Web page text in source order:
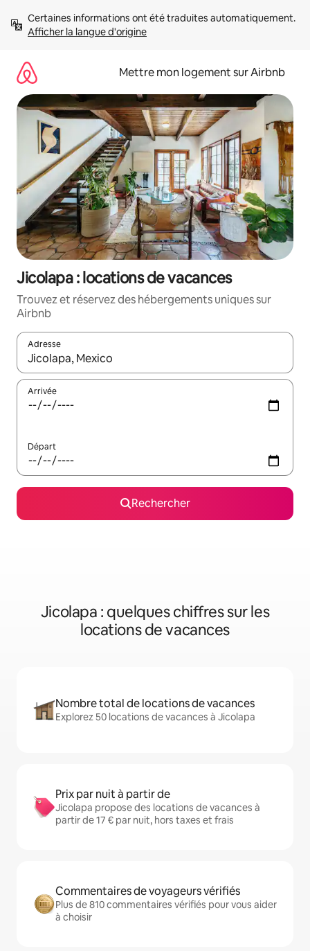
directement
Afficher la langue d'origine
Mettre mon logement sur Airbnb
Jicolapa : locations de vacances
Trouvez et réservez des hébergements uniques sur
Airbnb
Adresse
Lorsque les résultats s'affichent, utilisez les flèches vers le
Arrivée
Départ
Rechercher
Jicolapa : quelques chiffres sur les
locations de vacances
Nombre total de locations de vacances
Explorez 50 locations de vacances à Jicolapa
Prix par nuit à partir de
Jicolapa propose des locations de vacances à
partir de 17 € par nuit, hors taxes et frais
Commentaires de voyageurs vérifiés
Plus de 810 commentaires vérifiés pour vous aider
à choisir